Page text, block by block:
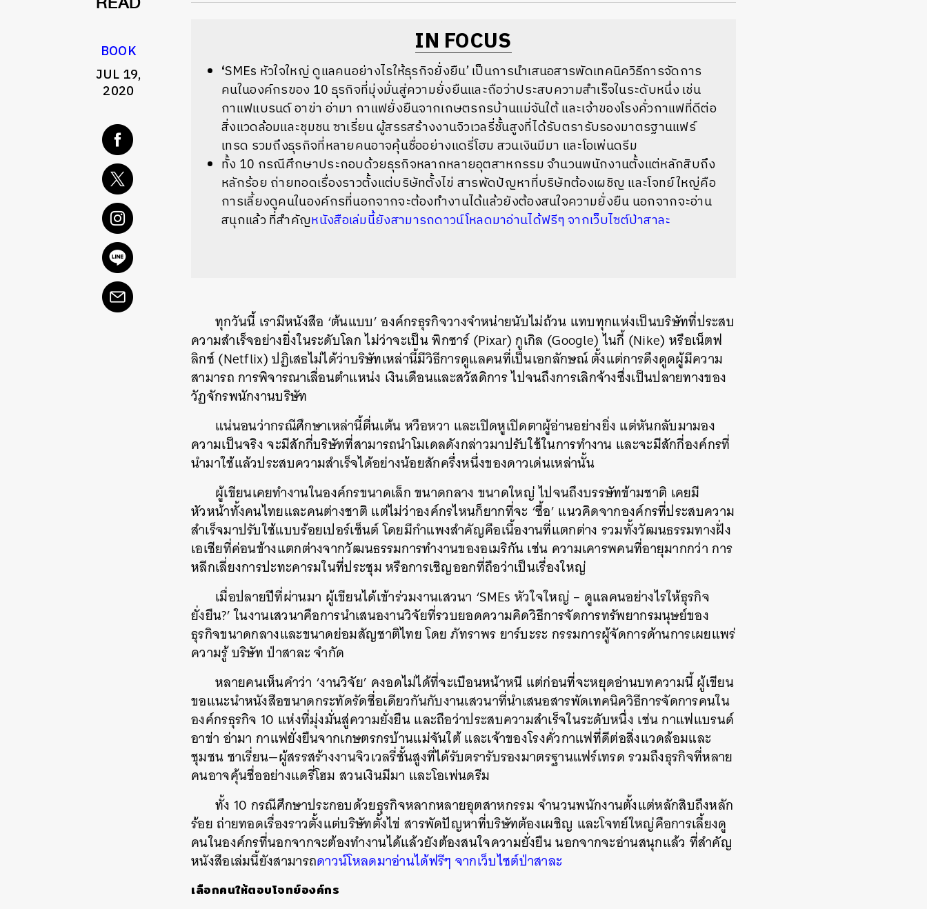
READ
BOOK
JUL 19,
2020
IN FOCUS
‘SMEs หัวใจใหญ่ ดูแลคนอย่างไรให้ธุรกิจยั่งยืน’ เป็นการนำเสนอสารพัดเทคนิควิธีการจัดการ
คนในองค์กรของ 10 ธุรกิจที่มุ่งมั่นสู่ความยั่งยืนและถือว่าประสบความสำเร็จในระดับหนึ่ง เช่น
กาแฟแบรนด์ อาข่า อ่ามา กาแฟยั่งยืนจากเกษตรกรบ้านแม่จันใต้ และเจ้าของโรงคั่วกาแฟที่ดีต่อ
สิ่งแวดล้อมและชุมชน ซาเรี่ยน ผู้สรรสร้างงานจิวเวลรี่ชั้นสูงที่ได้รับตรารับรองมาตรฐานแฟร์
เทรด รวมถึงธุรกิจที่หลายคนอาจคุ้นชื่ออย่างแดรี่โฮม สวนเงินมีมา และโอเพ่นดรีม
ทั้ง 10 กรณีศึกษาประกอบด้วยธุรกิจหลากหลายอุตสาหกรรม จำนวนพนักงานตั้งแต่หลักสิบถึง
หลักร้อย ถ่ายทอดเรื่องราวตั้งแต่บริษัทตั้งไข่ สารพัดปัญหาที่บริษัทต้องเผชิญ และโจทย์ใหญ่คือ
การเลี้ยงดูคนในองค์กรที่นอกจากจะต้องทำงานได้แล้วยังต้องสนใจความยั่งยืน นอกจากจะอ่าน
สนุกแล้ว ที่สำคัญหนังสือเล่มนี้ยังสามารถดาวน์โหลดมาอ่านได้ฟรีๆ จากเว็บไซต์ป่าสาละ
ทุกวันนี้ เรามีหนังสือ ‘ต้นแบบ’องค์กรธุรกิจวางจำหน่ายนับไม่ถ้วน แทบทุกแห่งเป็นบริษัทที่ประสบ
ความสำเร็จอย่างยิ่งในระดับโลกไม่ว่าจะเป็นพิกซาร์(Pixar)กูเกิล (Google)ไนกี้ (Nike) หรือเน็ตฟ
ลิกซ์(Netflix)ปฏิเสธไม่ได้ว่าบริษัทเหล่านี้มีวิธีการดูแลคนที่เป็นเอกลักษณ์ตั้งแต่การดึงดูดผู้มีความ
สามารถการพิจารณาเลื่อนตำแหน่ง เงินเดือนและสวัสดิการไปจนถึงการเลิกจ้างซึ่งเป็นปลายทางของ
วัฏจักรพนักงานบริษัท
แน่นอนว่ากรณีศึกษาเหล่านี้ตื่นเต้น หวือหวา และเปิดหูเปิดตาผู้อ่านอย่างยิ่ง แต่หันกลับมามอง
ความเป็นจริง จะมีสักกี่บริษัทที่สามารถนำโมเดลดังกล่าวมาปรับใช้ในการทำงาน และจะมีสักกี่องค์กรที่
นำมาใช้แล้วประสบความสำเร็จได้อย่างน้อยสักครึ่งหนึ่งของดาวเด่นเหล่านั้น
ผู้เขียนเคยทำงานในองค์กรขนาดเล็ก ขนาดกลาง ขนาดใหญ่ ไปจนถึงบรรษัทข้ามชาติ เคยมี
หัวหน้าทั้งคนไทยและคนต่างชาติ แต่ไม่ว่าองค์กรไหนก็ยากที่จะ ‘ซื้อ’ แนวคิดจากองค์กรที่ประสบความ
สำเร็จมาปรับใช้แบบร้อยเปอร์เซ็นต์ โดยมีกำแพงสำคัญคือเนื้องานที่แตกต่าง รวมทั้งวัฒนธรรมทางฝั่ง
เอเชียที่ค่อนข้างแตกต่างจากวัฒนธรรมการทำงานของอเมริกัน เช่น ความเคารพคนที่อายุมากกว่า การ
หลีกเลี่ยงการปะทะคารมในที่ประชุม หรือการเชิญออกที่ถือว่าเป็นเรื่องใหญ่
เมื่อปลายปีที่ผ่านมา ผู้เขียนได้เข้าร่วมงานเสวนา ‘SMEs หัวใจใหญ่ – ดูแลคนอย่างไรให้ธุรกิจ
ยั่งยืน?’ ในงานเสวนาคือการนำเสนองานวิจัยที่รวบยอดความคิดวิธีการจัดการทรัพยากรมนุษย์ของ
ธุรกิจขนาดกลางและขนาดย่อมสัญชาติไทย โดย ภัทราพร ยาร์บะระ กรรมการผู้จัดการด้านการเผยแพร่
ความรู้ บริษัท ป่าสาละ จำกัด
หลายคนเห็นคำว่า ‘งานวิจัย’ คงอดไม่ได้ที่จะเบือนหน้าหนี แต่ก่อนที่จะหยุดอ่านบทความนี้ ผู้เขียน
ขอแนะนำหนังสือขนาดกระทัดรัดชื่อเดียวกันกับงานเสวนาที่นำเสนอสารพัดเทคนิควิธีการจัดการคนใน
องค์กรธุรกิจ 10 แห่งที่มุ่งมั่นสู่ความยั่งยืน และถือว่าประสบความสำเร็จในระดับหนึ่ง เช่น กาแฟแบรนด์
อาข่า อ่ามา กาแฟยั่งยืนจากเกษตรกรบ้านแม่จันใต้ และเจ้าของโรงคั่วกาแฟที่ดีต่อสิ่งแวดล้อมและ
ชุมชน ซาเรี่ยน—ผู้สรรสร้างงานจิวเวลรี่ชั้นสูงที่ได้รับตรารับรองมาตรฐานแฟร์เทรด รวมถึงธุรกิจที่หลาย
คนอาจคุ้นชื่ออย่างแดรี่โฮม สวนเงินมีมา และโอเพ่นดรีม
ทั้ง 10 กรณีศึกษาประกอบด้วยธุรกิจหลากหลายอุตสาหกรรม จำนวนพนักงานตั้งแต่หลักสิบถึงหลัก
ร้อย ถ่ายทอดเรื่องราวตั้งแต่บริษัทตั้งไข่ สารพัดปัญหาที่บริษัทต้องเผชิญ และโจทย์ใหญ่คือการเลี้ยงดู
คนในองค์กรที่นอกจากจะต้องทำงานได้แล้วยังต้องสนใจความยั่งยืน นอกจากจะอ่านสนุกแล้ว ที่สำคัญ
หนังสือเล่มนี้ยังสามารถดาวน์โหลดมาอ่านได้ฟรีๆ จากเว็บไซต์ป่าสาละ
เลือกคนให้ตอบโจทย์องค์กร
SHARE TWEET LINE EMAIL